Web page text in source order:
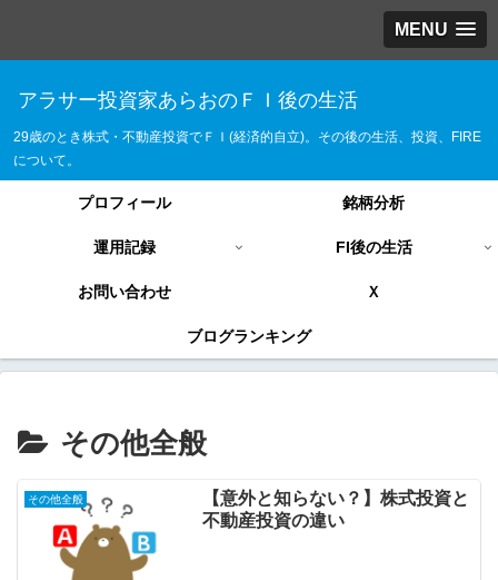
MENU
アラサー投資家あらおのＦＩ後の生活
29歳のとき株式・不動産投資でＦＩ(経済的自立)。その後の生活、投資、FIRE
について。
プロフィール 銘柄分析
運用記録 FI後の生活
お問い合わせ Ｘ
ブログランキング
その他全般
その他全般
【意外と知らない？】株式投資と
不動産投資の違い